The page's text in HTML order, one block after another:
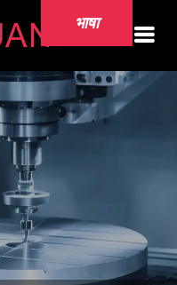
भाषा